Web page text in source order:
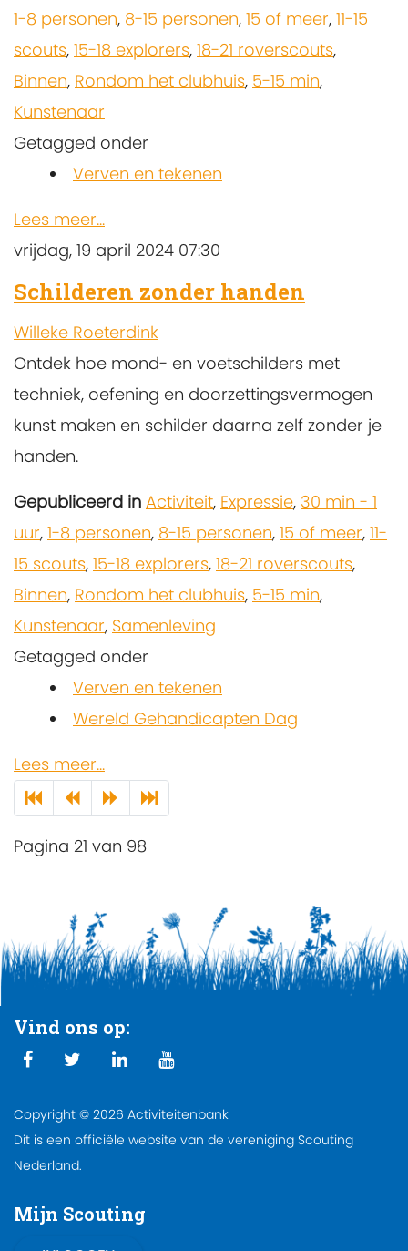
1-8 personen, 8-15 personen, 15 of meer, 11-15
scouts, 15-18 explorers, 18-21 roverscouts,
Binnen, Rondom het clubhuis, 5-15 min,
Kunstenaar
Getagged onder
Verven en tekenen
Lees meer...
vrijdag, 19 april 2024 07:30
Schilderen zonder handen
Willeke Roeterdink
Ontdek hoe mond- en voetschilders met
techniek, oefening en doorzettingsvermogen
kunst maken en schilder daarna zelf zonder je
handen.
Gepubliceerd in Activiteit, Expressie, 30 min - 1
uur, 1-8 personen, 8-15 personen, 15 of meer, 11-
15 scouts, 15-18 explorers, 18-21 roverscouts,
Binnen, Rondom het clubhuis, 5-15 min,
Kunstenaar, Samenleving
Getagged onder
Verven en tekenen
Wereld Gehandicapten Dag
Lees meer...
Pagina 21 van 98
Vind ons op:
Copyright © 2026 Activiteitenbank
Dit is een officiële website van de vereniging Scouting
Nederland.
Mijn Scouting